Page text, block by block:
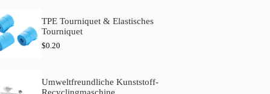
TPE Tourniquet & Elastisches
Tourniquet
$0.20
Umweltfreundliche Kunststoff-